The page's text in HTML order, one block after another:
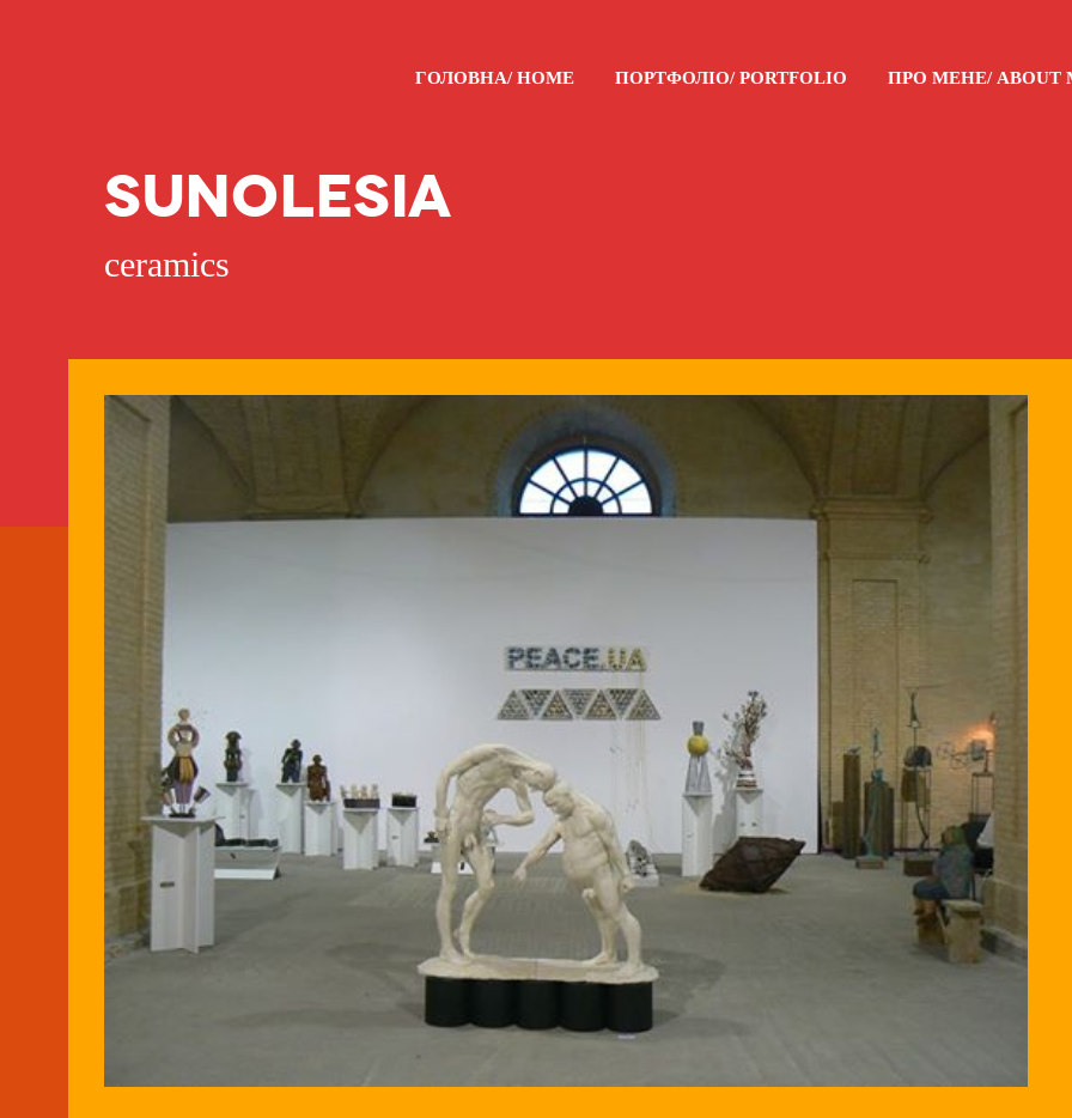
ГОЛОВНА/ HOME ПОРТФОЛІО/ PORTFOLIO ПРО МЕНЕ/ ABOUT
SUNOLESIA
ceramics